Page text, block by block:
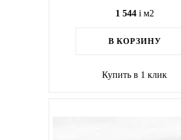
1 544 i м2
В КОРЗИНУ
Купить в 1 клик